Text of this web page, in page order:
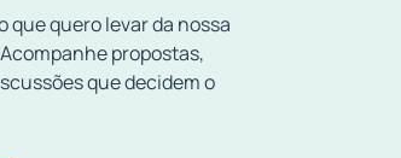
que quero levar da nossa
propostas,
que decidem o